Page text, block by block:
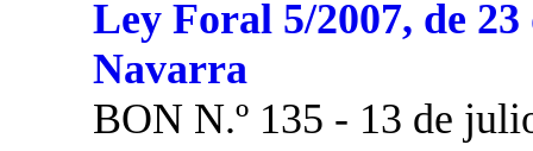
Ley Foral 5/2007, de
Navarra
BON N.º 135 - 13 de